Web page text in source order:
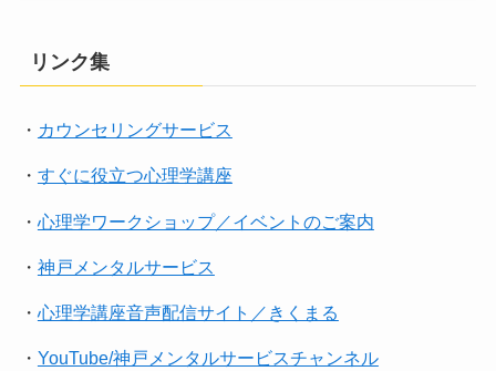
リンク集
・ カウンセリングサービス
・ すぐに役立つ心理学講座
・ 心理学ワークショップ／イベントのご案内
・ 神戸メンタルサービス
・ 心理学講座音声配信サイト／きくまる
・ YouTube/神戸メンタルサービスチャンネル